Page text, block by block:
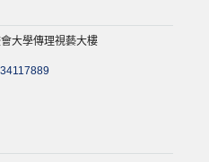
大學傳理視藝大樓